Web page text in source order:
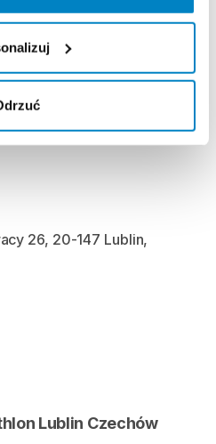
- 19:00
produktu ww
26, 20-147 Lublin,
Lublin Czechów